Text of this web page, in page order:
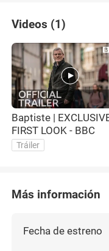
Videos (1)
Baptiste |
FIRST LOOK - BBC
Tráiler
Más información
Fecha de estreno